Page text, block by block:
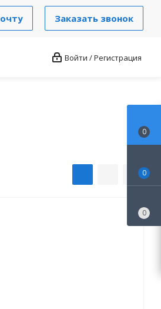
Заказать звонок
Войти / Регистрация
0
0
0